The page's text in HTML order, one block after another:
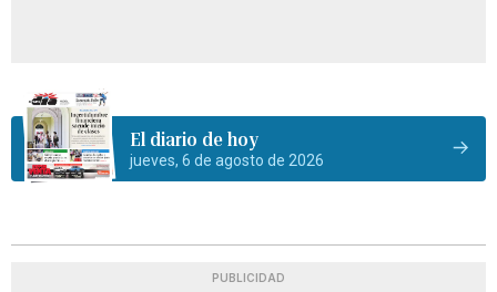
El diario de hoy
jueves, 6 de agosto de 2026
PUBLICIDAD